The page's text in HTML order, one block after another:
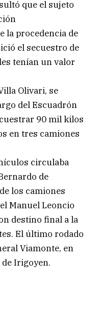
que el sujeto
la procedencia de
el secuestro de
tenían un valor
Olivari, se
del Escuadrón
90 mil kilos
en tres camiones
circulaba
de
los camiones
Manuel Leoncio
destino final a la
El último rodado
Viamonte, en
Irigoyen.